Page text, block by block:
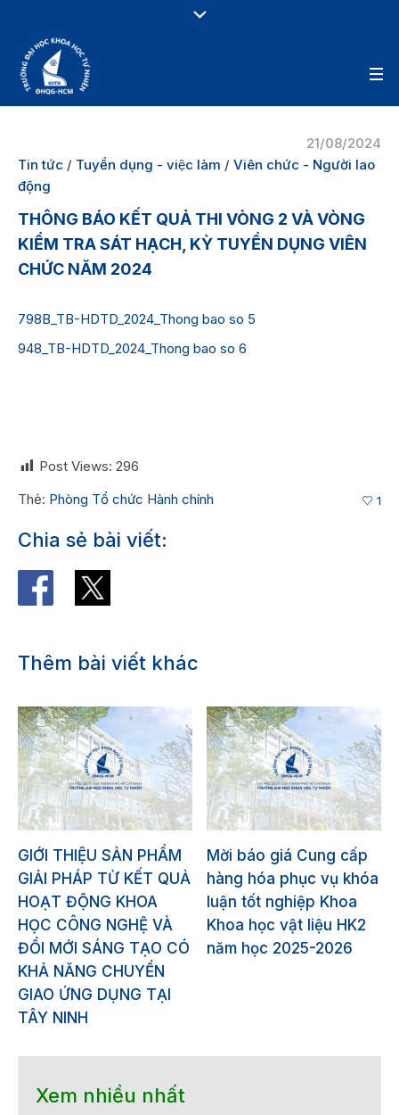
21/08/2024
Tin tức / Tuyển dụng - việc làm / Viên chức - Người lao
động
THÔNG BÁO KẾT QUẢ THI VÒNG 2 VÀ VÒNG
KIỂM TRA SÁT HẠCH, KỲ TUYỂN DỤNG VIÊN
CHỨC NĂM 2024
798B_TB-HDTD_2024_Thong bao so 5
948_TB-HDTD_2024_Thong bao so 6
Post Views: 296
Thẻ: Phòng Tổ chức Hành chính 1
Chia sẻ bài viết:
Thêm bài viết khác
GIỚI THIỆU SẢN PHẨM
GIẢI PHÁP TỪ KẾT QUẢ
HOẠT ĐỘNG KHOA
HỌC CÔNG NGHỆ VÀ
ĐỔI MỚI SÁNG TẠO CÓ
KHẢ NĂNG CHUYỂN
GIAO ỨNG DỤNG TẠI
TÂY NINH
Mời báo giá Cung cấp
hàng hóa phục vụ khóa
luận tốt nghiệp Khoa
Khoa học vật liệu HK2
năm học 2025-2026
Xem nhiều nhất